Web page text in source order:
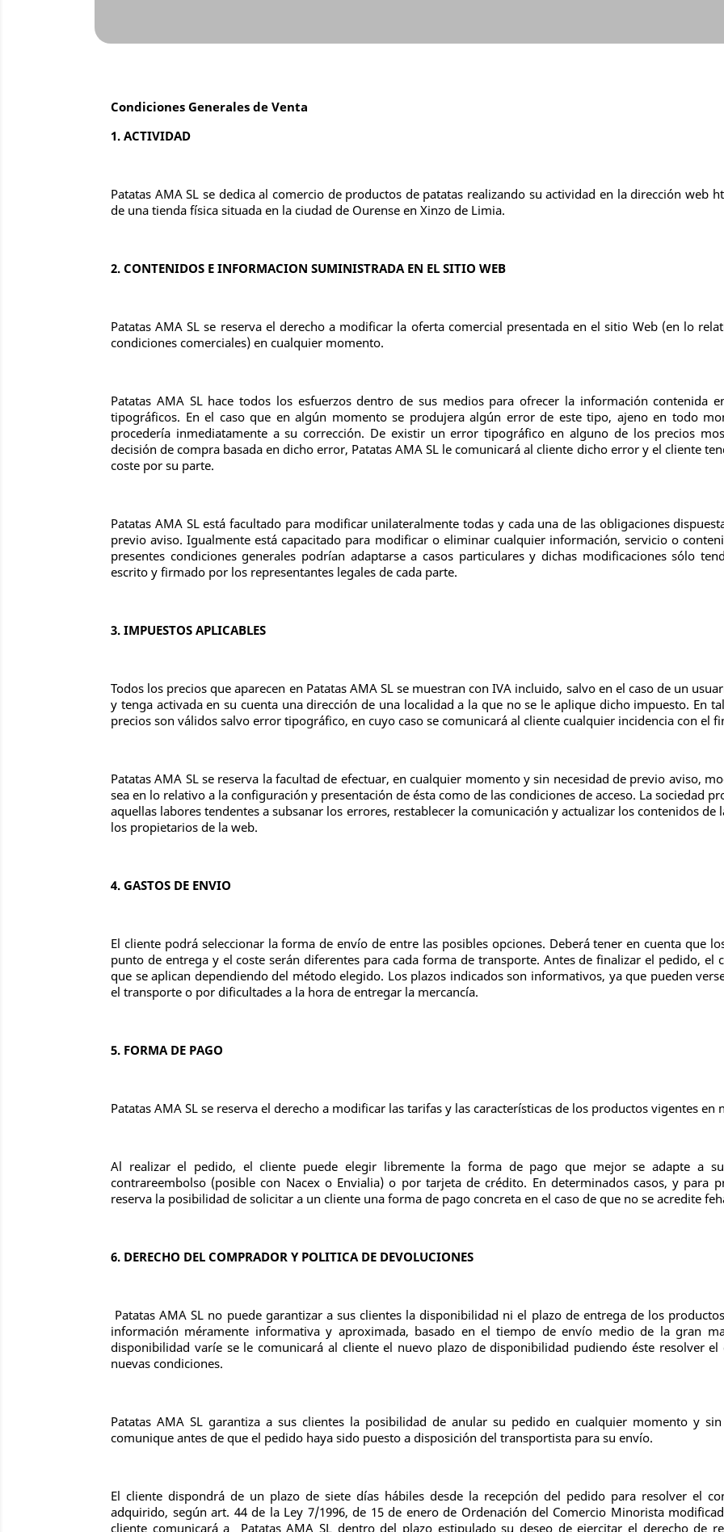
Condiciones Generales de Venta
1. ACTIVIDAD
Patatas AMA SL se dedica al comercio de productos de patatas realizando su actividad en la dirección web
de una tienda física situada en la ciudad de Ourense en Xinzo de Limia.
2. CONTENIDOS E INFORMACION SUMINISTRADA EN EL SITIO WEB
Patatas AMA SL se reserva el derecho a modificar la oferta comercial presentada en el sitio Web (en lo
condiciones comerciales) en cualquier momento.
Patatas AMA SL hace todos los esfuerzos dentro de sus medios para ofrecer la información contenida
tipográficos. En el caso que en algún momento se produjera algún error de este tipo, ajeno en todo
procedería inmediatamente a su corrección. De existir un error tipográfico en alguno de los precios
decisión de compra basada en dicho error, Patatas AMA SL le comunicará al cliente dicho error y el cliente
coste por su parte.
Patatas AMA SL está facultado para modificar unilateralmente todas y cada una de las obligaciones
previo aviso. Igualmente está capacitado para modificar o eliminar cualquier información, servicio o
presentes condiciones generales podrían adaptarse a casos particulares y dichas modificaciones sólo
escrito y firmado por los representantes legales de cada parte.
3. IMPUESTOS APLICABLES
Todos los precios que aparecen en Patatas AMA SL se muestran con IVA incluido, salvo en el caso de un
y tenga activada en su cuenta una dirección de una localidad a la que no se le aplique dicho impuesto. En
precios son válidos salvo error tipográfico, en cuyo caso se comunicará al cliente cualquier incidencia con el
Patatas AMA SL se reserva la facultad de efectuar, en cualquier momento y sin necesidad de previo aviso,
sea en lo relativo a la configuración y presentación de ésta como de las condiciones de acceso. La sociedad
aquellas labores tendentes a subsanar los errores, restablecer la comunicación y actualizar los contenidos de
los propietarios de la web.
4. GASTOS DE ENVIO
El cliente podrá seleccionar la forma de envío de entre las posibles opciones. Deberá tener en cuenta que
punto de entrega y el coste serán diferentes para cada forma de transporte. Antes de finalizar el pedido, el
que se aplican dependiendo del método elegido. Los plazos indicados son informativos, ya que pueden
el transporte o por dificultades a la hora de entregar la mercancía.
5. FORMA DE PAGO
Patatas AMA SL se reserva el derecho a modificar las tarifas y las características de los productos vigentes en
Al realizar el pedido, el cliente puede elegir libremente la forma de pago que mejor se adapte a
contrareembolso (posible con Nacex o Envialia) o por tarjeta de crédito. En determinados casos, y para
reserva la posibilidad de solicitar a un cliente una forma de pago concreta en el caso de que no se acredite
6. DERECHO DEL COMPRADOR Y POLITICA DE DEVOLUCIONES
Patatas AMA SL no puede garantizar a sus clientes la disponibilidad ni el plazo de entrega de los
información méramente informativa y aproximada, basado en el tiempo de envío medio de la gran
disponibilidad varíe se le comunicará al cliente el nuevo plazo de disponibilidad pudiendo éste resolver
nuevas condiciones.
Patatas AMA SL garantiza a sus clientes la posibilidad de anular su pedido en cualquier momento y
comunique antes de que el pedido haya sido puesto a disposición del transportista para su envío.
El cliente dispondrá de un plazo de siete días hábiles desde la recepción del pedido para resolver el
adquirido, según art. 44 de la Ley 7/1996, de 15 de enero de Ordenación del Comercio Minorista
cliente comunicará a Patatas AMA SL dentro del plazo estipulado su deseo de ejercitar el derecho de